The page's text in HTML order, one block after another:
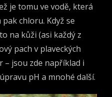
je tomu ve vodě, která
chloru. Když se
na kůži (asi každý z
pach v plaveckých
– jsou zde například i
pH a mnohé další.